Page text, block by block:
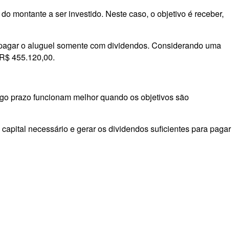
montante a ser investido. Neste caso, o objetivo é receber,
o aluguel somente com dividendos. Considerando uma
455.120,00.
prazo funcionam melhor quando os objetivos são
necessário e gerar os dividendos suficientes para pagar